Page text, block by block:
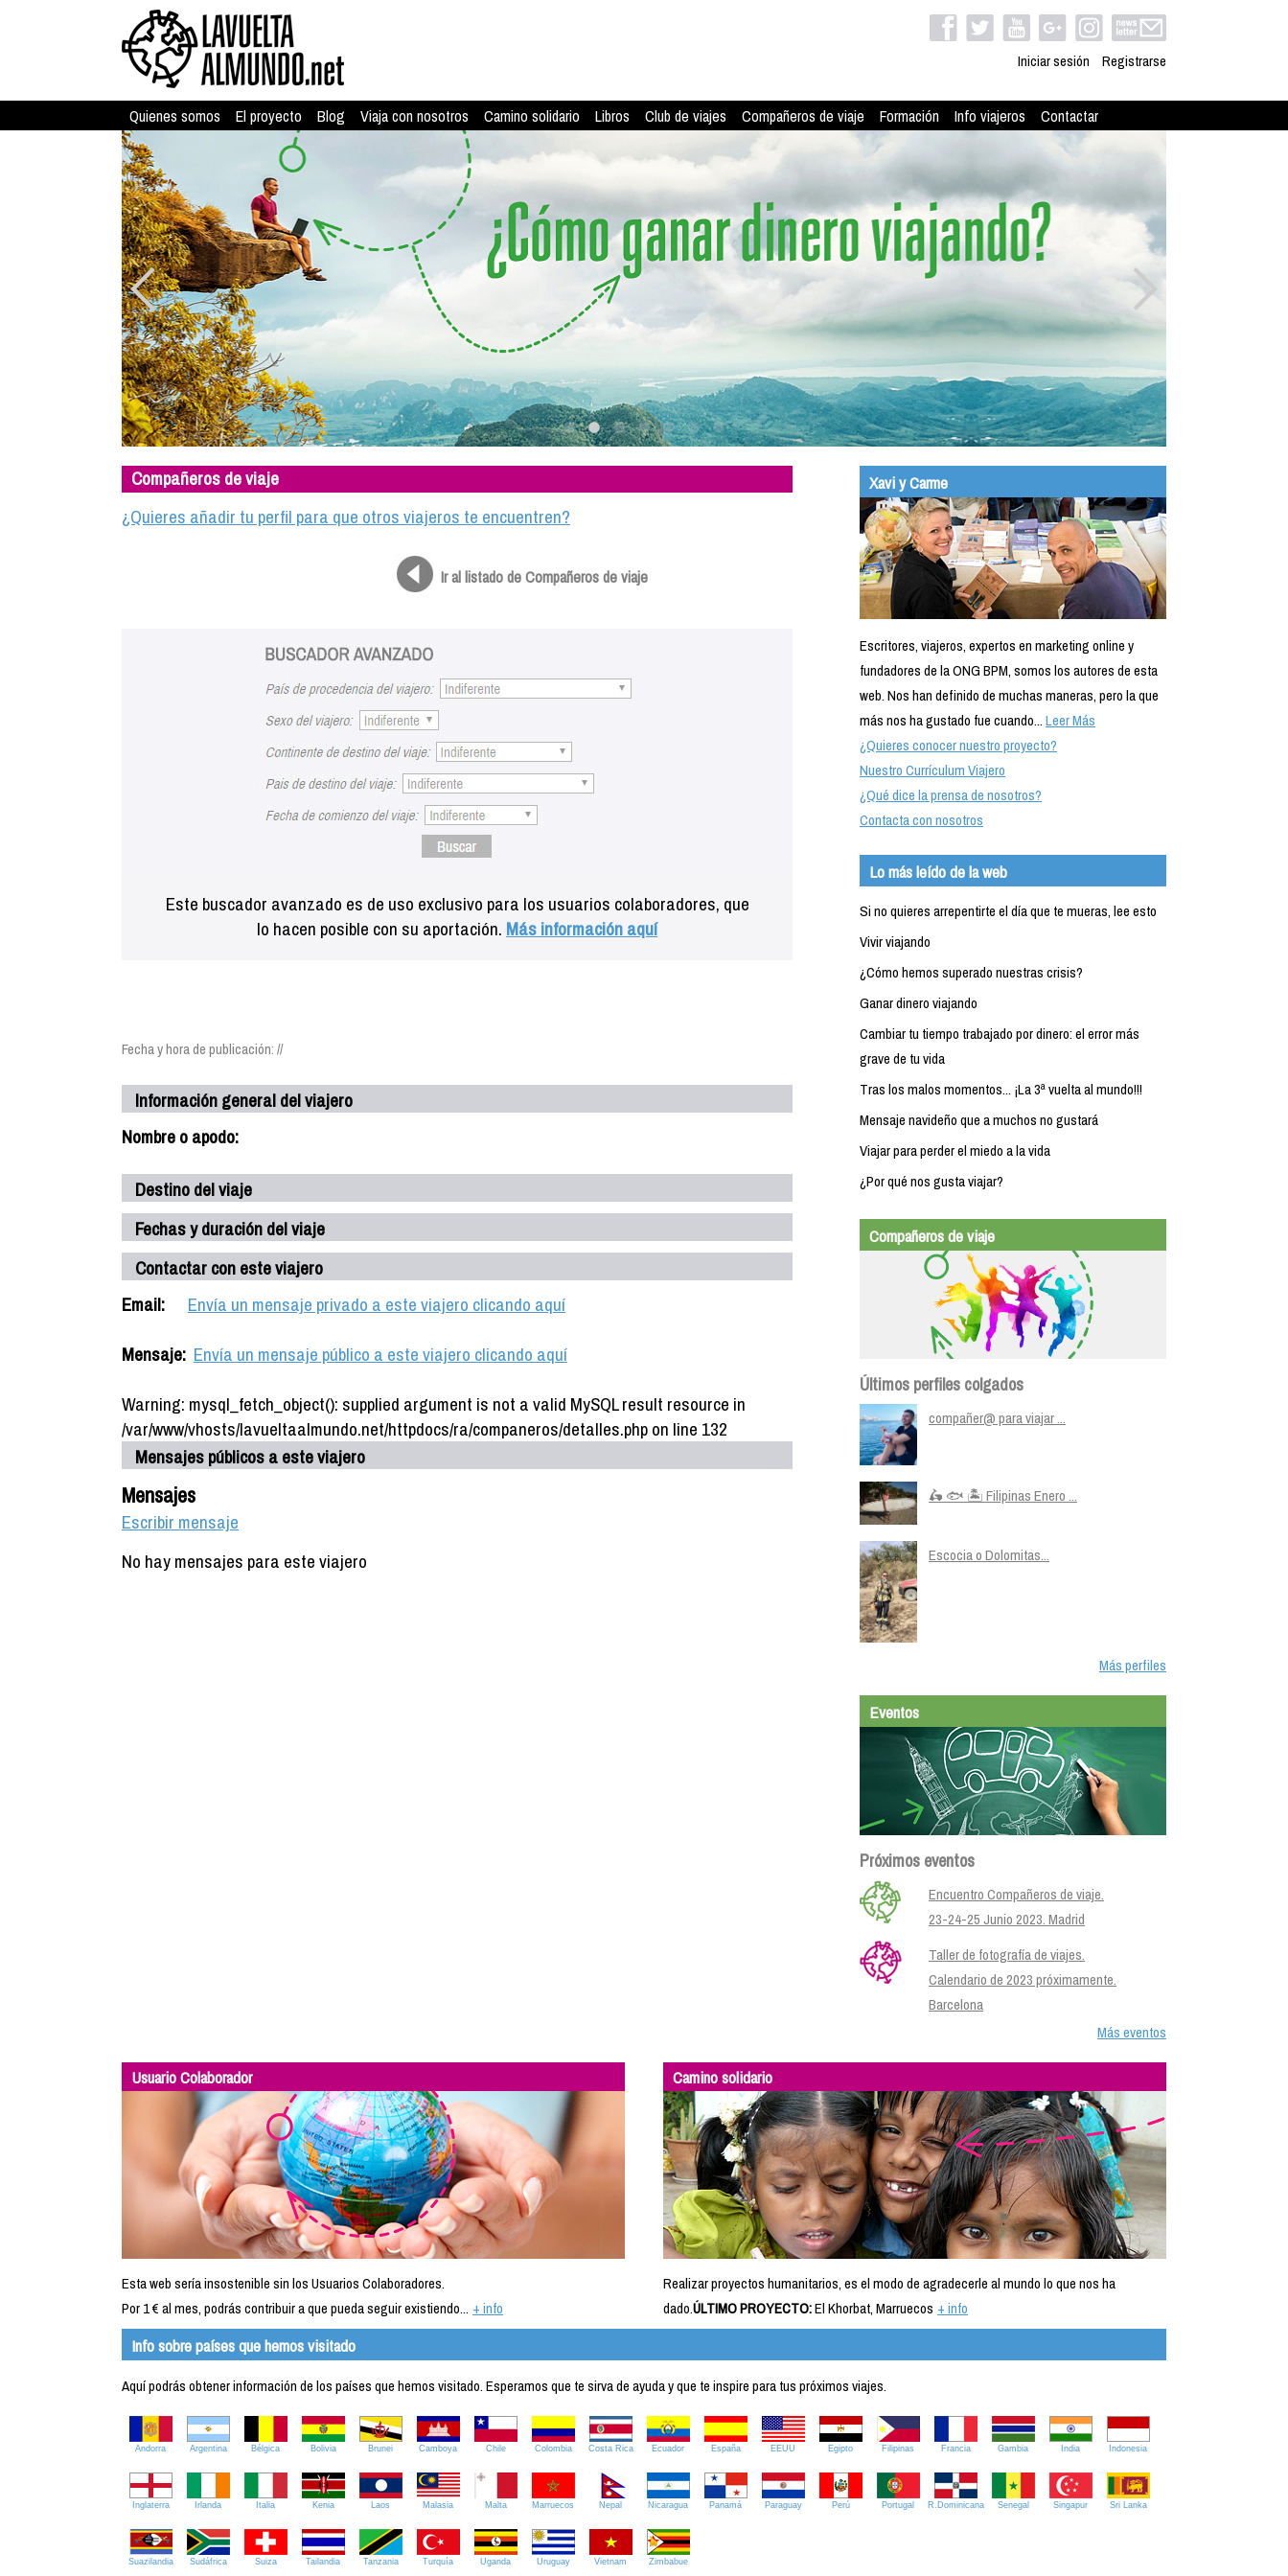
Iniciar sesión Registrarse
Quienes somos El proyecto Blog Viaja con nosotros Camino solidario Libros Club de viajes Compañeros de viaje Formación Info viajeros Contactar
Compañeros de viaje
¿Quieres añadir tu perfil para que otros viajeros te encuentren?
Ir al listado de Compañeros de viaje
Este buscador avanzado es de uso exclusivo para los usuarios colaboradores, que
lo hacen posible con su aportación. Más información aquí
Fecha y hora de publicación: //
Información general del viajero
Nombre o apodo:
Destino del viaje
Fechas y duración del viaje
Contactar con este viajero
Email:
Envía un mensaje privado a este viajero clicando aquí
Mensaje: Envía un mensaje público a este viajero clicando aquí
Warning: mysql_fetch_object(): supplied argument is not a valid MySQL result resource in
/var/www/vhosts/lavueltaalmundo.net/httpdocs/ra/companeros/detalles.php on line 132
Mensajes públicos a este viajero
Mensajes
Escribir mensaje
No hay mensajes para este viajero
Xavi y Carme
Escritores, viajeros, expertos en marketing online y
fundadores de la ONG BPM, somos los autores de esta
web. Nos han definido de muchas maneras, pero la que
más nos ha gustado fue cuando...Leer Más
¿Quieres conocer nuestro proyecto?
Nuestro Currículum Viajero
¿Qué dice la prensa de nosotros?
Contacta con nosotros
Lo más leído de la web
Si no quieres arrepentirte el día que te mueras, lee esto
Vivir viajando
¿Cómo hemos superado nuestras crisis?
Ganar dinero viajando
Cambiar tu tiempo trabajado por dinero: el error más
grave de tu vida
Tras los malos momentos... ¡La 3ª vuelta al mundo!!!
Mensaje navideño que a muchos no gustará
Viajar para perder el miedo a la vida
¿Por qué nos gusta viajar?
Compañeros de viaje
Últimos perfiles colgados
compañer@ para viajar ...
🛵 🐟 🏝️ Filipinas Enero ...
Escocia o Dolomitas...
Más perfiles
Eventos
Próximos eventos
Encuentro Compañeros de viaje.
23-24-25 Junio 2023. Madrid
Taller de fotografía de viajes.
Calendario de 2023 próximamente.
Barcelona
Más eventos
Usuario Colaborador
Esta web sería insostenible sin los Usuarios Colaboradores.
Por 1 € al mes, podrás contribuir a que pueda seguir existiendo... + info
Camino solidario
Realizar proyectos humanitarios, es el modo de agradecerle al mundo lo que nos ha
dado.ÚLTIMO PROYECTO:El Khorbat, Marruecos + info
Info sobre países que hemos visitado
Aquí podrás obtener información de los países que hemos visitado. Esperamos que te sirva de ayuda y que te inspire para tus próximos viajes.
Andorra Argentina Bélgica Bolivia Brunei Camboya Chile Colombia Costa Rica Ecuador España EEUU Egipto Filipinas Francia Gambia India Indonesia
Inglaterra Irlanda Italia Kenia Laos Malasia Malta Marruecos Nepal Nicaragua Panamá Paraguay Perú Portugal R.Dominicana Senegal Singapur Sri Lanka
Suazilandia Sudáfrica Suiza Tailandia Tanzania Turquía Uganda Uruguay Vietnam Zimbabue